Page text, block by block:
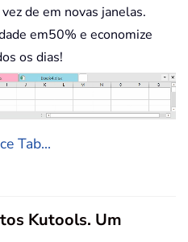
de em novas janelas.
em50% e economize
os dias!
Tab...
Kutools. Um